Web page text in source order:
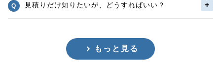
見積りだけ知りたいが、どうすればいい？
もっと見る